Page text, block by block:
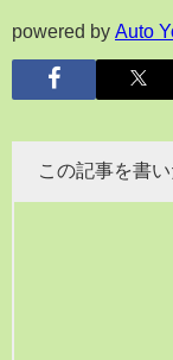
powered by Auto
この記事を書い